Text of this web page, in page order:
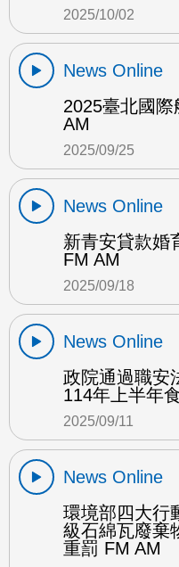
2025/10/02
News Online
2025臺北國
AM
2025/09/25
News Online
新青安貸款婚
FM AM
2025/09/18
News Online
政院通過職安
114年上半年
2025/09/11
News Online
環境部四大行
級石綿瓦廢棄
重罰 FM AM